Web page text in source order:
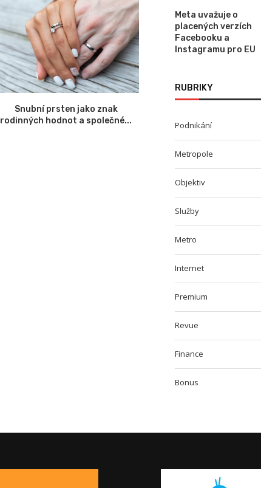
Snubní prsten jako znak
rodinných hodnot a společné...
inženýry s pomocí...
Meta uvažuje o
placených verzích
Facebooku a
Instagramu pro EU
RUBRIKY
Podnikání
Metropole
Objektiv
Služby
Metro
Internet
Premium
Revue
Finance
Bonus